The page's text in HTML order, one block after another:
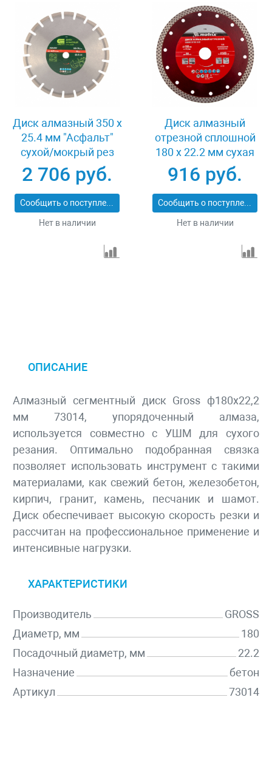
Диск алмазный 350 х
25.4 мм "Асфальт"
сухой/мокрый рез
Сибртех 731013
2 706 руб.
Сообщить о поступлении
Нет в наличии
Диск алмазный
отрезной сплошной
180 х 22.2 мм сухая
резка Matrix
Professional 73128
916 руб.
Сообщить о поступлении
Нет в наличии
ОПИСАНИЕ
Алмазный сегментный диск Gross ф180х22,2
мм 73014, упорядоченный алмаза,
используется совместно с УШМ для сухого
резания. Оптимально подобранная связка
позволяет использовать инструмент с такими
материалами, как свежий бетон, железобетон,
кирпич, гранит, камень, песчаник и шамот.
Диск обеспечивает высокую скорость резки и
рассчитан на профессиональное применение и
интенсивные нагрузки.
ХАРАКТЕРИСТИКИ
Производитель
GROSS
Диаметр, мм
180
Посадочный диаметр, мм
22.2
Назначение
бетон
Артикул
73014